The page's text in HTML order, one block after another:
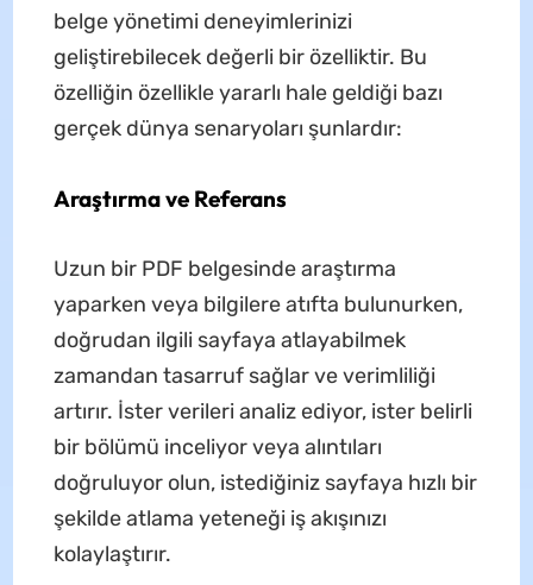
belge yönetimi deneyimlerinizi
geliştirebilecek değerli bir özelliktir. Bu
özelliğin özellikle yararlı hale geldiği bazı
gerçek dünya senaryoları şunlardır:
Araştırma ve Referans
Uzun bir PDF belgesinde araştırma
yaparken veya bilgilere atıfta bulunurken,
doğrudan ilgili sayfaya atlayabilmek
zamandan tasarruf sağlar ve verimliliği
artırır. İster verileri analiz ediyor, ister belirli
bir bölümü inceliyor veya alıntıları
doğruluyor olun, istediğiniz sayfaya hızlı bir
şekilde atlama yeteneği iş akışınızı
kolaylaştırır.